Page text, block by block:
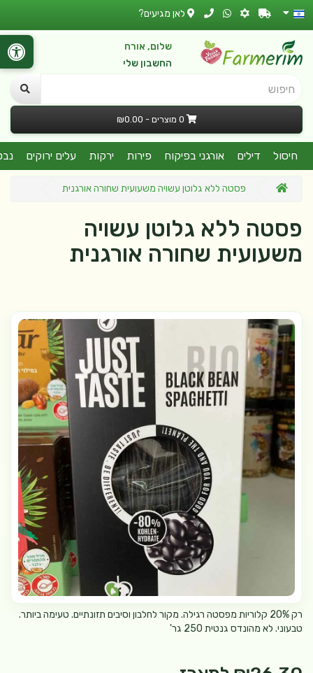
לאן מגיעים?
שלום, אורח
החשבון שלי
חיפוש
0 מוצרים - ₪0.00
חיסול דילים אורגני בפיקוח פירות ירקות עלים ירוקים
פסטה ללא גלוטן עשויה משעועית שחורה אורגנית
פסטה ללא גלוטן עשויה
משעועית שחורה אורגנית
רק 20% קלוריות מפסטה רגילה. מקור לחלבון וסיבים תזונתיים. טעימה ביותר.
טבעוני. לא מהונדס גנטית 250 גר'